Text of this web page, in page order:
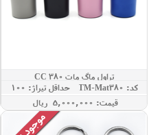
تراول ماگ مات 380 CC
کد: TM-Mat380
حداقل تيراژ: 100
قيمت: 5,000,000 ريال